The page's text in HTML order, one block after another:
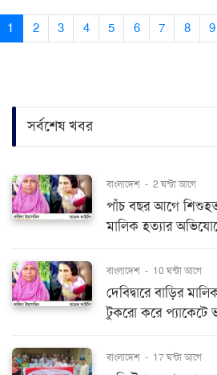
1 2 3 4 5 6 7 8 9
সর্বশেষ খবর
বাংলাদেশ - 2 ঘন্টা আগে
পাঁচ বছর আগে
মালিক হত্যার
বাংলাদেশ - 10 ঘন্টা আগে
দেবিদ্বারে বাড়ির
টুকরো করে প্যাকেটে
বাংলাদেশ - 17 ঘন্টা আগে